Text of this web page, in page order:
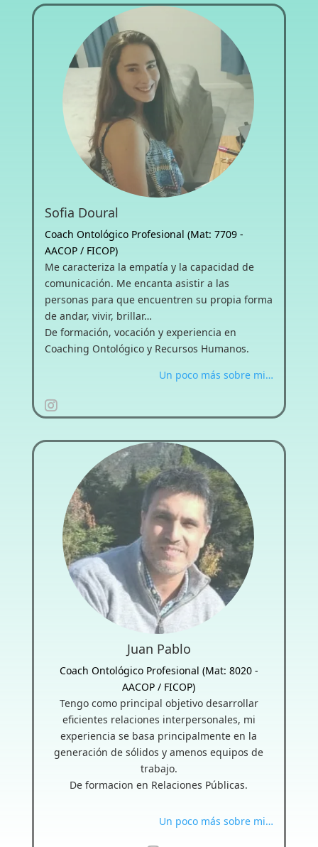
Sofia Doural
Coach Ontológico Profesional (Mat: 7709 -
AACOP / FICOP)
Me caracteriza la empatía y la capacidad de
comunicación. Me encanta asistir a las
personas para que encuentren su propia forma
de andar, vivir, brillar…
De formación, vocación y experiencia en
Coaching Ontológico y Recursos Humanos.
Un poco más sobre mi…
Juan Pablo
Coach Ontológico Profesional (Mat: 8020 -
AACOP / FICOP)
Tengo como principal objetivo desarrollar
eficientes relaciones interpersonales, mi
experiencia se basa principalmente en la
generación de sólidos y amenos equipos de
trabajo.
De formacion en Relaciones Públicas.
Un poco más sobre mi…